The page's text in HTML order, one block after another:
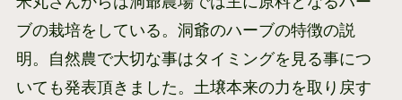
ブの栽培をしている。洞爺のハーブの特徴の説
明。自然農で大切な事はタイミングを見る事につ
いても発表頂きました。土壌本来の力を取り戻す